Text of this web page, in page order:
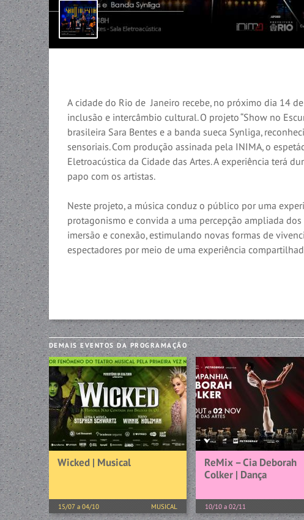
A cidade do Rio de Janeiro recebe, no próximo dia 14
inclusão e intercâmbio cultural. O projeto “Show no
brasileira Sara Bentes e a banda sueca Synliga,
sensoriais. Com produção assinada pela INIMA, o
Eletroacústica da Cidade das Artes. A experiência terá
papo com os artistas.
Neste projeto, a música conduz o público por uma
protagonismo e convida a uma percepção ampliada
imersão e conexão, estimulando novas formas de
espectadores por meio de uma experiência
DEMAIS EVENTOS DA PROGRAMAÇÃO
Wicked | Musical
15/07 a 04/10 MUSICAL
ReMix – Cia Deborah
Colker | Dança
10/10 a 02/11